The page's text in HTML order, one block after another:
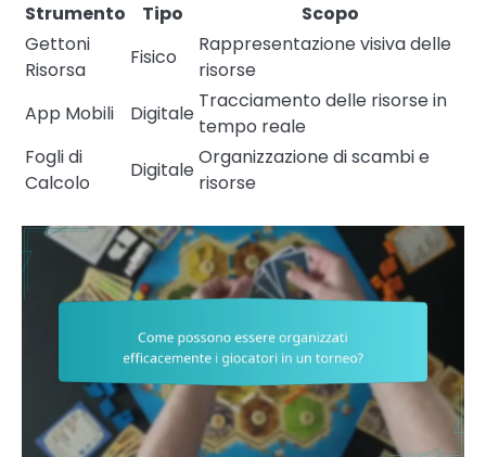
Strumento Tipo
Scopo
Gettoni
Risorsa
Fisico
Rappresentazione visiva delle
risorse
App Mobili
Digitale
Tracciamento delle risorse in
tempo reale
Fogli di
Calcolo
Digitale
Organizzazione di scambi e
risorse